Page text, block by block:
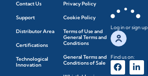
Contact Us
Support
Distributor Area
Certifications
Technological
Innovation
Privacy Policy
Cookie Policy
Terms of Use and
General Terms and
Conditions
General Terms and
Conditions of Sale
Log in or sign up
Find us on: